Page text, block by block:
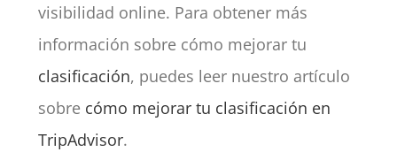
visibilidad online. Para obtener más
información sobre cómo mejorar tu
clasificación, puedes leer nuestro artículo
sobre cómo mejorar tu clasificación en
TripAdvisor.